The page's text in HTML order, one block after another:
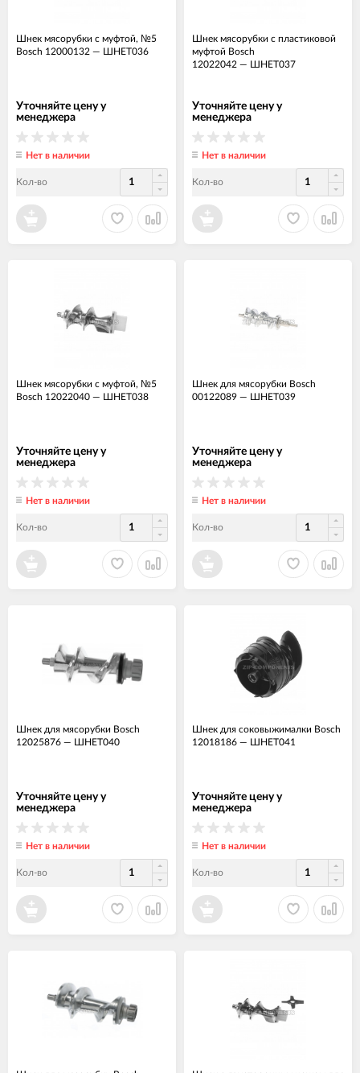
Шнек мясорубки с муфтой, №5
Bosch 12000132 — ШНЕТ036
Уточняйте цену у
менеджера
Нет в наличии
Кол-во
Шнек мясорубки с пластиковой
муфтой Bosch
12022042 — ШНЕТ037
Уточняйте цену у
менеджера
Нет в наличии
Кол-во
Шнек мясорубки с муфтой, №5
Bosch 12022040 — ШНЕТ038
Уточняйте цену у
менеджера
Нет в наличии
Кол-во
Шнек для мясорубки Bosch
00122089 — ШНЕТ039
Уточняйте цену у
менеджера
Нет в наличии
Кол-во
Шнек для мясорубки Bosch
12025876 — ШНЕТ040
Уточняйте цену у
менеджера
Нет в наличии
Кол-во
Шнек для соковыжималки Bosch
12018186 — ШНЕТ041
Уточняйте цену у
менеджера
Нет в наличии
Кол-во